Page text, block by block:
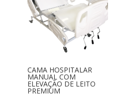
CAMA HOSPITALAR
MANUAL COM
ELEVAÇÃO DE LEITO
PREMIUM